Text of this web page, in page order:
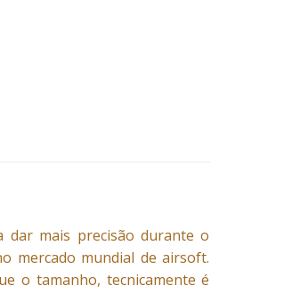
dar mais precisão durante o
mercado mundial de airsoft.
o tamanho, tecnicamente é